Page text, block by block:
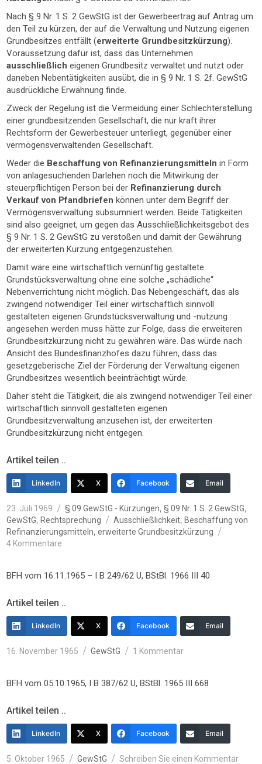
Nach § 9 Nr. 1 S. 2 GewStG ist der Gewerbeertrag auf Antrag um
den Teil zu kürzen, der auf die Verwaltung und Nutzung eigenen
Grundbesitzes entfällt (erweiterte Grundbesitzkürzung).
Voraussetzung dafür ist, dass das Unternehmen
ausschließlicheigenen Grundbesitz verwaltet und nutzt oder
daneben Nebentätigkeiten ausübt, die in § 9 Nr. 1 S. 2f. GewStG
ausdrückliche Erwähnung finde.
Zweck der Regelung ist die Vermeidung einer Schlechterstellung
einer grundbesitzenden Gesellschaft, die nur kraft ihrer
Rechtsform der Gewerbesteuer unterliegt, gegenüber einer
vermögensverwaltenden Gesellschaft.
Weder die Beschaffung von Refinanzierungsmitteln in Form
von anlagesuchenden Darlehen noch die Mitwirkung der
steuerpflichtigen Person bei der Refinanzierung durch
Verkauf von Pfandbriefen können unter dem Begriff der
Vermögensverwaltung subsumniert werden. Beide Tätigkeiten
sind also geeignet, um gegen das Ausschließlichkeitsgebot des
§ 9 Nr. 1 S. 2 GewStG zu verstoßen und damit der Gewährung
der erweiterten Kürzung entgegenzustehen.
Damit wäre eine wirtschaftlich vernünftig gestaltete
Grundstücksverwaltung ohne eine solche „schädliche“
Nebenverrichtung nicht möglich. Das Nebengeschäft, das als
zwingend notwendiger Teil einer wirtschaftlich sinnvoll
gestalteten eigenen Grundstücksverwaltung und -nutzung
angesehen werden muss hätte zur Folge, dass die erweiteren
Grundbesitzkürzung nicht zu gewähren wäre. Das würde nach
Ansicht des Bundesfinanzhofes dazu führen, dass das
gesetzgeberische Ziel der Förderung der Verwaltung eigenen
Grundbesitzes wesentlich beeinträchtigt würde.
Daher steht die Tätigkeit, die als zwingend notwendiger Teil einer
wirtschaftlich sinnvoll gestalteten eigenen
Grundbesitzverwaltung anzusehen ist, der erweiterten
Grundbesitzkürzung nicht entgegen.
Artikel teilen ..
LinkedIn X Facebook Email
Veröffentlicht
am
23. Juli 1969 Kategorien
§ 09 GewStG - Kürzungen,§ 09 Nr. 1 S. 2 GewStG,
GewStG,Rechtsprechung Schlagwörter
Ausschließlichkeit,Beschaffung von
Refinanzierungsmitteln,erweiterte Grundbesitzkürzung
4 Kommentare
Nr.
GewStG:
Erträge
aus
von
BFH vom 16.11.1965 – I B 249/62 U, BStBl. 1966 III 40
Artikel teilen ..
LinkedIn X Facebook Email
Veröffentlicht
16. November 1965 Kategorien
GewStG 1 Kommentarzu
BFH vom 05.10.1965, I B 387/62 U, BStBl. 1965 III 668
Artikel teilen ..
LinkedIn X Facebook Email
Veröffentlicht
5. Oktober 1965 Kategorien
GewStG Schreiben Sie einen Kommentarzu